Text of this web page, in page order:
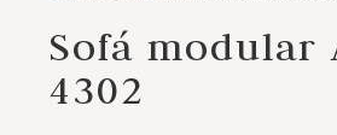
Sofá modular
4302